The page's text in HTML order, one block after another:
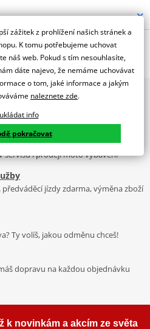
12-16 C/SMOKE
Španělsku. Vyrábí se ve městě
8 000 m² v objektu, který se
a kovových součástek. Již 40
motocyklů po celém světě. V
a příslušenství například: plexi,
značky PUIG
Liberci
servisu i prodeji moto vybavení
jízdy zdarma, výměna zboží
Ty volíš, jakou odměnu chceš!
dopravu na každou objednávku
k novinkám a akcím ze světa
zážitek z prohlížení našich stránek a
K tomu potřebujeme uchovat
náš web. Pokud s tím nesouhlasíte,
dáte najevo, že nemáme uchovávat
o tom, jaké informace a jakým
naleznete zde.
info
pokračovat